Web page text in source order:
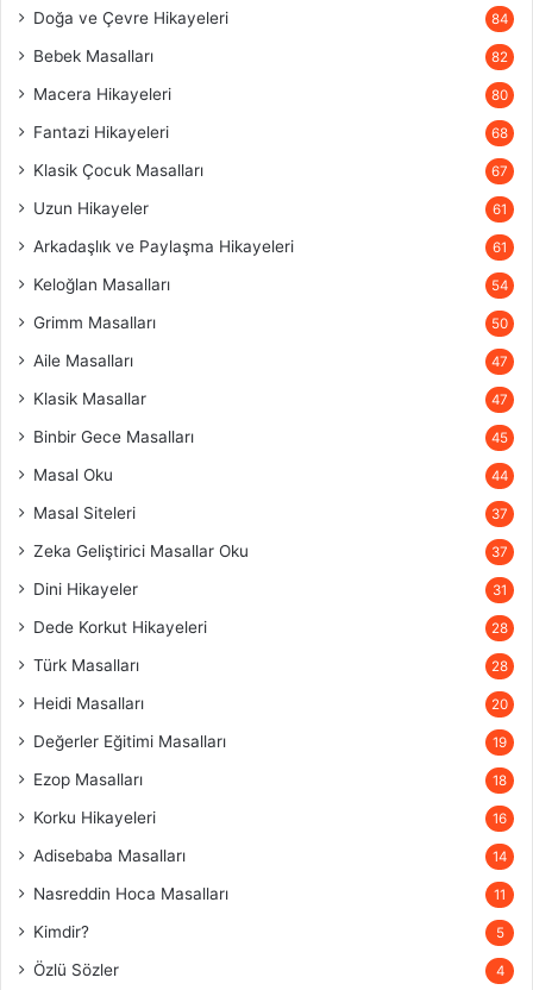
Doğa ve Çevre Hikayeleri 84
Bebek Masalları 82
Macera Hikayeleri 80
Fantazi Hikayeleri 68
Klasik Çocuk Masalları 67
Uzun Hikayeler 61
Arkadaşlık ve Paylaşma Hikayeleri 61
Keloğlan Masalları 54
Grimm Masalları 50
Aile Masalları 47
Klasik Masallar 47
Binbir Gece Masalları 45
Masal Oku 44
Masal Siteleri 37
Zeka Geliştirici Masallar Oku 37
Dini Hikayeler 31
Dede Korkut Hikayeleri 28
Türk Masalları 28
Heidi Masalları 20
Değerler Eğitimi Masalları 19
Ezop Masalları 18
Korku Hikayeleri 16
Adisebaba Masalları 14
Nasreddin Hoca Masalları 11
Kimdir? 5
Özlü Sözler 4